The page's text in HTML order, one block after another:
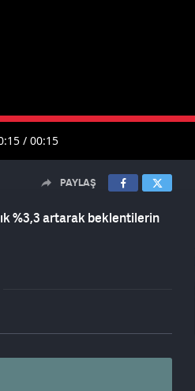
/ 00:15
PAYLAŞ
%3,3 artarak beklentilerin